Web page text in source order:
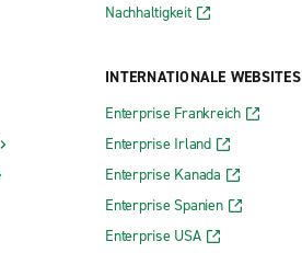
Nachhaltigkeit
INTERNATIONALE WEBSITES
Enterprise Frankreich
Enterprise Irland
Enterprise Kanada
Enterprise Spanien
Enterprise USA